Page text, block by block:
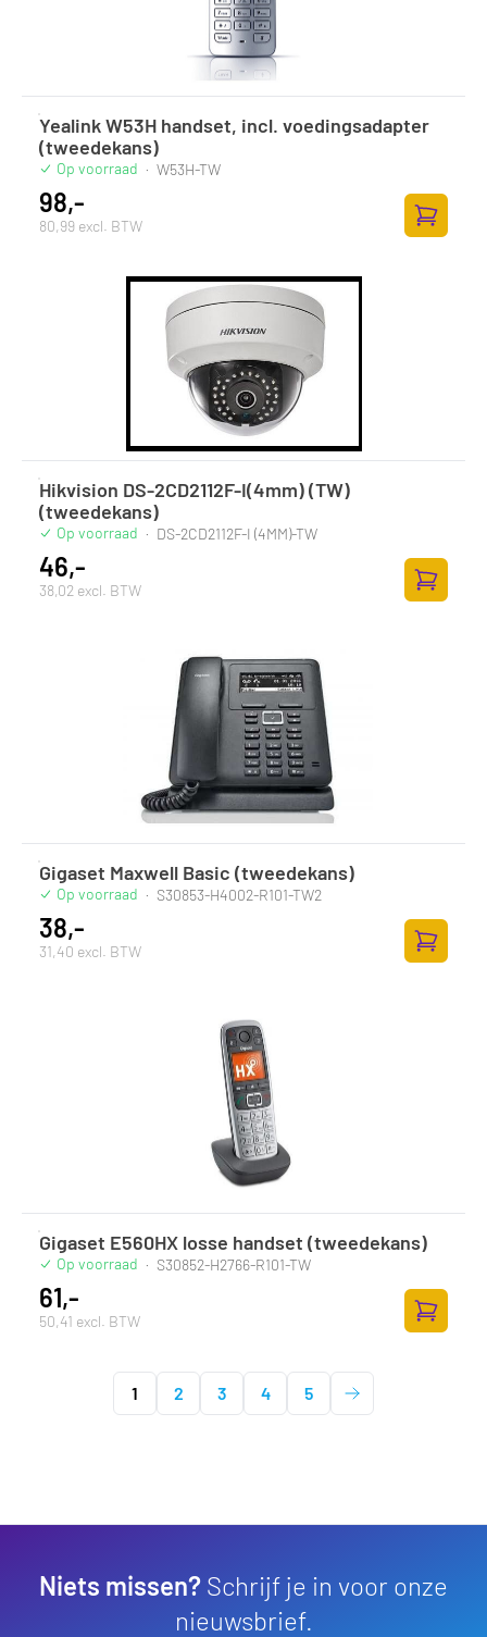
Yealink W53H handset, incl. voedingsadapter
(tweedekans)
Op voorraad · W53H-TW
98,-
80,99 excl. BTW
Zum
Hikvision DS-2CD2112F-I(4mm) (TW)
(tweedekans)
Op voorraad · DS-2CD2112F-I (4MM)-TW
46,-
38,02 excl. BTW
Zum
Gigaset Maxwell Basic (tweedekans)
Op voorraad · S30853-H4002-R101-TW2
38,-
31,40 excl. BTW
Zum
Gigaset E560HX losse handset (tweedekans)
Op voorraad · S30852-H2766-R101-TW
61,-
50,41 excl. BTW
Zum
1 2 3 4 5
Niets missen? Schrijf je in voor onze
nieuwsbrief.